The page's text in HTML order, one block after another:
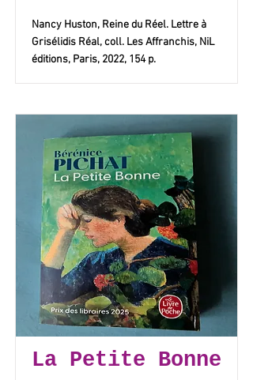
Nancy Huston, Reine du Réel. Lettre à
Grisélidis Réal, coll. Les Affranchis, NiL
éditions, Paris, 2022, 154 p.
La Petite Bonne